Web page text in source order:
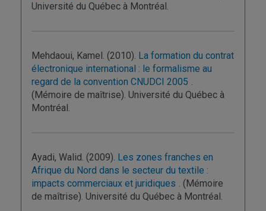
Université du Québec à Montréal.
Mehdaoui, Kamel. (2010). La formation du contrat
électronique international : le formalisme au
regard de la convention CNUDCI 2005 .
(Mémoire de maîtrise). Université du Québec à
Montréal.
Ayadi, Walid. (2009). Les zones franches en
Afrique du Nord dans le secteur du textile :
impacts commerciaux et juridiques . (Mémoire
de maîtrise). Université du Québec à Montréal.